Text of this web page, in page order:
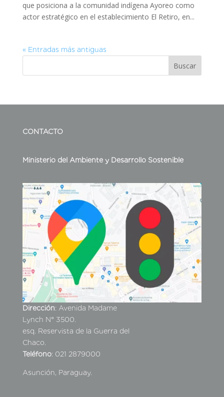
que posiciona a la comunidad indígena Ayoreo como
actor estratégico en el establecimiento El Retiro, en...
« Entradas más antiguas
Buscar
CONTACTO
Ministerio del Ambiente y Desarrollo Sostenible
Dirección: Avenida Madame
Lynch N° 3500.
esq. Reservista de la Guerra del
Chaco.
Teléfono: 021 2879000
Asunción, Paraguay.